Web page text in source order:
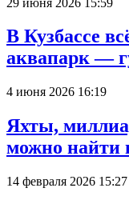
В Кузбассе
аквапарк —
4 июня 2026 16:19
Яхты,
можно найти
14 февраля 2026 15:27